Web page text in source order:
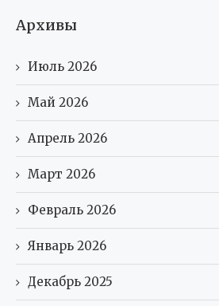
Архивы
Июль 2026
Май 2026
Апрель 2026
Март 2026
Февраль 2026
Январь 2026
Декабрь 2025